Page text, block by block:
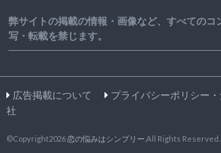
弊サイトの掲載の情報・画像など、すべてのコ
写・転載を禁じます。
広告掲載について プライバシーポリシー
社
©Copyright2026恋の悩みはシンプリー .All Rights Reserved.